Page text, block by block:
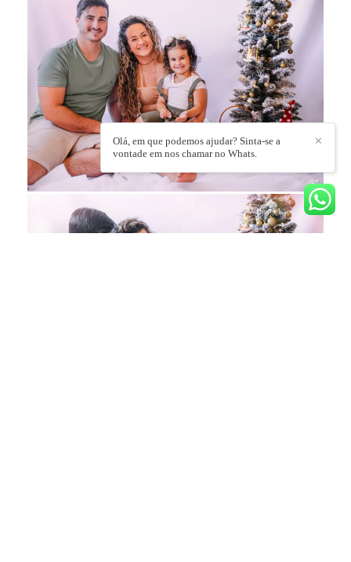
✕
Olá, em que podemos ajudar? Sinta-se a
vontade em nos chamar no Whats.